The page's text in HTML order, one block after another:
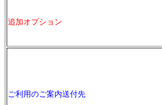
追加オプション
ご利用のご案内送付先